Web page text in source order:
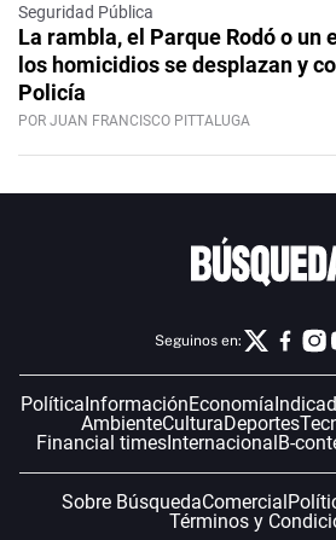
Seguridad Pública
La rambla, el Parque Rodó o un
los homicidios se desplazan y
Policía
POR JUAN FRANCISCO PITTALUGA
Seguinos en:
Política InformaciónEconomía
AmbienteCulturaDeportes
Financial timesInternacional B-
Sobre BúsquedaComercial
Términos y